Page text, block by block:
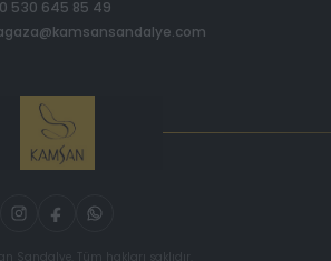
530 645 85 49